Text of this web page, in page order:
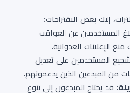
إليك بعض الاقتراحات:
المستخدمين عن العواقب
الإعلانات العدوانية.
المستخدمين على تعديل
من المبدعين الذين يدعمونهم.
: قد يحتاج المبدعون إلى تنوع